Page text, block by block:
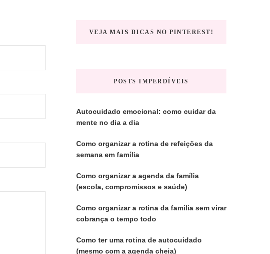
VEJA MAIS DICAS NO PINTEREST!
POSTS IMPERDÍVEIS
Autocuidado emocional: como cuidar da
mente no dia a dia
Como organizar a rotina de refeições da
semana em família
Como organizar a agenda da família
(escola, compromissos e saúde)
Como organizar a rotina da família sem virar
cobrança o tempo todo
Como ter uma rotina de autocuidado
(mesmo com a agenda cheia)